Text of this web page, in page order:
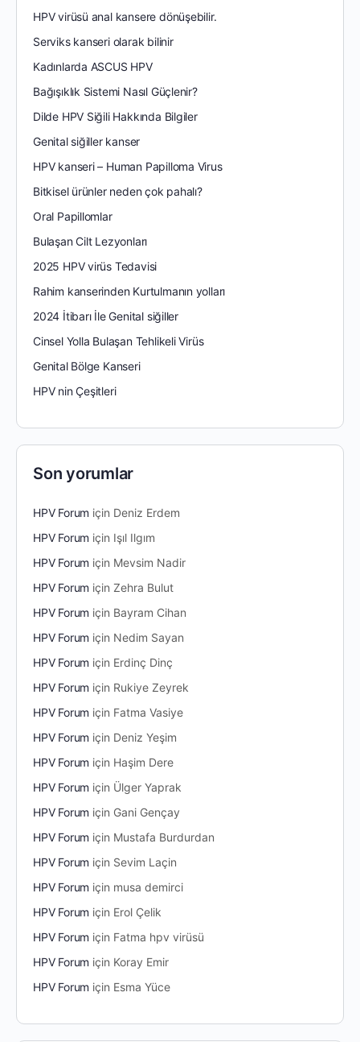
HPV virüsü anal kansere dönüşebilir.
Serviks kanseri olarak bilinir
Kadınlarda ASCUS HPV
Bağışıklık Sistemi Nasıl Güçlenir?
Dilde HPV Siğili Hakkında Bilgiler
Genital siğiller kanser
HPV kanseri – Human Papilloma Virus
Bitkisel ürünler neden çok pahalı?
Oral Papillomlar
Bulaşan Cilt Lezyonları
2025 HPV virüs Tedavisi
Rahim kanserinden Kurtulmanın yolları
2024 İtibarı İle Genital siğiller
Cinsel Yolla Bulaşan Tehlikeli Virüs
Genital Bölge Kanseri
HPV nin Çeşitleri
Son yorumlar
HPV Forum için Deniz Erdem
HPV Forum için Işıl Ilgım
HPV Forum için Mevsim Nadir
HPV Forum içinZehra Bulut
HPV Forum için Bayram Cihan
HPV Forum için Nedim Sayan
HPV Forum için Erdinç Dinç
HPV Forum için Rukiye Zeyrek
HPV Forum için Fatma Vasiye
HPV Forum için Deniz Yeşim
HPV Forum için Haşim Dere
HPV Forum için Ülger Yaprak
HPV Forum için Gani Gençay
HPV Forum için Mustafa Burdurdan
HPV Forum için Sevim Laçin
HPV Forum için musa demirci
HPV Forum için Erol Çelik
HPV Forum için Fatma hpv virüsü
HPV Forum için Koray Emir
HPV Forum için Esma Yüce